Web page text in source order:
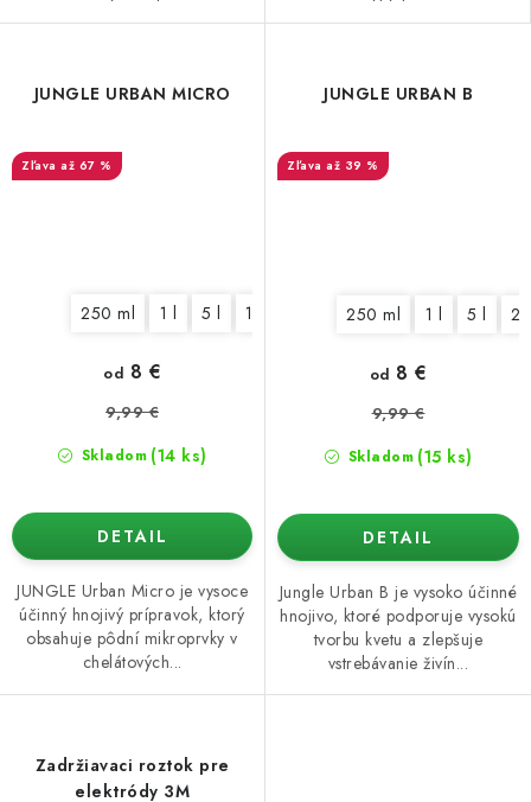
JUNGLE URBAN MICRO
až 67 %
250 ml 1 l 5 l 10 l
Skladom (14 ks)
od 8 €
9,99 €
DETAIL
JUNGLE Urban Micro je vysoce
účinný hnojivý prípravok, ktorý
obsahuje pôdní mikroprvky v
chelátových...
JUNGLE URBAN B
až 39 %
250 ml 1 l 5 l
Skladom (15 ks)
od 8 €
9,99 €
DETAIL
Jungle Urban B je vysoko účinné
hnojivo, ktoré podporuje vysokú
tvorbu kvetu a zlepšuje
vstrebávanie živín...
Zadržiavaci roztok pre
elektródy 3M